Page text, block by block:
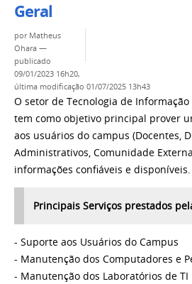
Geral
por Matheus
Ohara —
publicado
09/01/2023 16h20,
última modificação 01/07/2025 13h43
O setor de Tecnologia de Informação
tem como objetivo principal prover
aos usuários do campus (Docentes,
Administrativos, Comunidade
informações confiáveis e disponíveis.
Principais Serviços prestados
- Suporte aos Usuários do Campus
- Manutenção dos Computadores e
- Manutenção dos Laboratórios de TI